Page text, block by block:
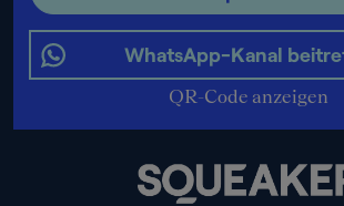
WhatsApp-Kanal
QR-Code anzeigen